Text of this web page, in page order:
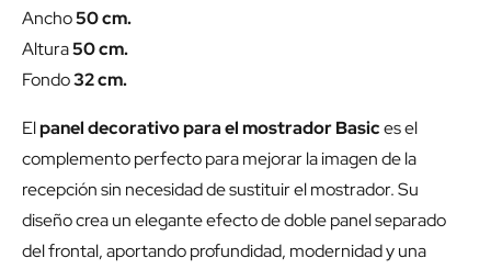
Ancho50 cm.
Altura50 cm.
Fondo32 cm.
Elpanel decorativo para el mostrador Basices el
complemento perfecto para mejorar la imagen de la
recepción sin necesidad de sustituir el mostrador. Su
diseño crea un elegante efecto de doble panel separado
del frontal, aportando profundidad, modernidad y una